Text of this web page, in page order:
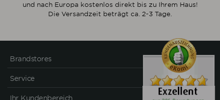
und nach Europa kostenlos direkt bis zu Ihrem Haus!
Die Versandzeit beträgt ca. 2-3 Tage.
Brandstores
Service
Ihr Kundenbereich